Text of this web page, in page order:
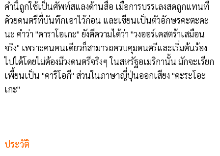
คำนี้ถูกใช้เป็นศัพท์สแลงด้านสื่อ เมื่อการบรรเลงสดถูกแทนที่
ด้วยดนตรีที่บันทึกเอาไว้ก่อน และเขียนเป็นตัวอักษรคะตะคะ
นะ คำว่า "คาราโอเกะ" ยังตีความได้ว่า "วงออร์เคสตร้าเสมือน
จริง" เพราะคนคนเดียวก็สามารถควบคุมดนตรีและเริ่มต้นร้อง
ไปได้โดยไม่ต้องมีวงดนตรีจริงๆ ในสหรัฐอเมริกานั้น มักจะเรียก
เพี้ยนเป็น "คาริโอกี" ส่วนในภาษาญี่ปุ่นออกเสียง "คะระโอะ
เกะ"
ประวัติ